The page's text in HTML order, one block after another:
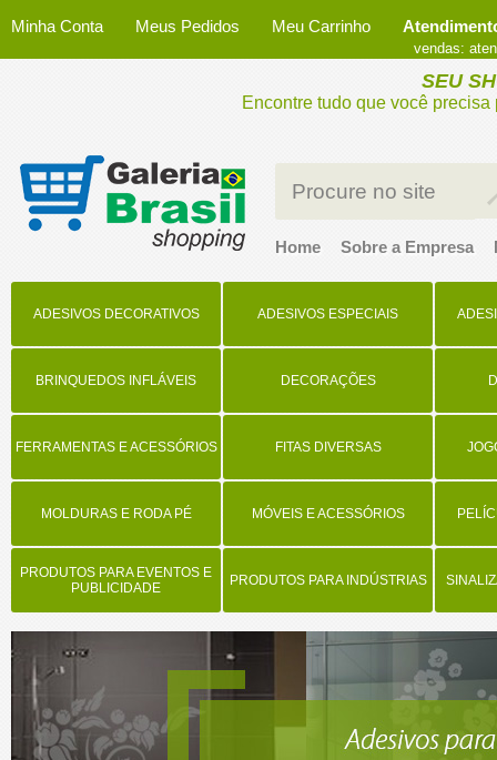
Minha Conta Meus Pedidos Meu Carrinho
vendas:
SEU
Encontre tudo que você
Home Sobre a Empresa
ADESIVOS DECORATIVOS ADESIVOS ESPECIAIS
BRINQUEDOS INFLÁVEIS DECORAÇÕES
FERRAMENTAS E ACESSÓRIOS FITAS DIVERSAS
MOLDURAS E RODA PÉ MÓVEIS E ACESSÓRIOS
PRODUTOS PARA EVENTOS E
PUBLICIDADE
PRODUTOS PARA INDÚSTRIAS